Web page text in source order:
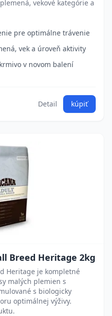
vekové kategórie a
pre optimálne trávenie
vek a úroveň aktivity
v novom balení
Detail kúpiť
Breed Heritage 2kg
Heritage je kompletné
malých plemien s
s biologicky
optimálnej výživy.